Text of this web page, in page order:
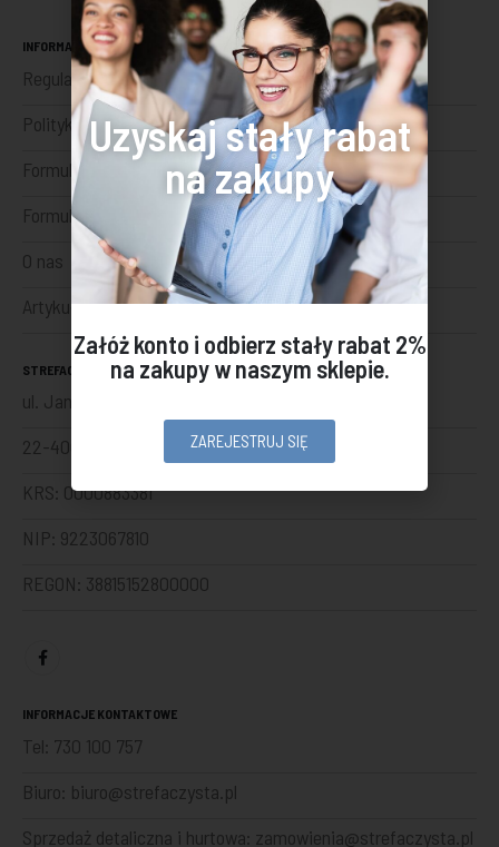
INFORMACJE
Regulamin sklepu internetowego
Polityka prywatności
Formularz odstąpienia
Formularz reklamacji
O nas
Artykuły
STREFACZYSTA SP Z O. O.
ul. Jana Kilińskiego 86
22-400 Zamość
KRS: 0000883381
NIP: 9223067810
REGON: 38815152800000
INFORMACJE KONTAKTOWE
Tel: 730 100 757
Biuro: biuro@strefaczysta.pl
Sprzedaż detaliczna i hurtowa: zamowienia@strefaczysta.pl
Uzyskaj stały rabat
na zakupy
Załóż konto i odbierz stały rabat 2%
na zakupy w naszym sklepie.
ZAREJESTRUJ SIĘ